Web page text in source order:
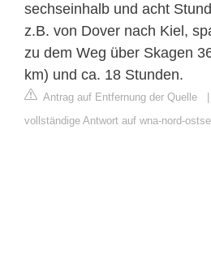
sechseinhalb und acht
z.B. von Dover nach Kiel,
zu dem Weg über Skagen
km) und ca. 18 Stunden.
Antrag auf Entfernung der Quelle
vollständige Antwort auf wna-nord-